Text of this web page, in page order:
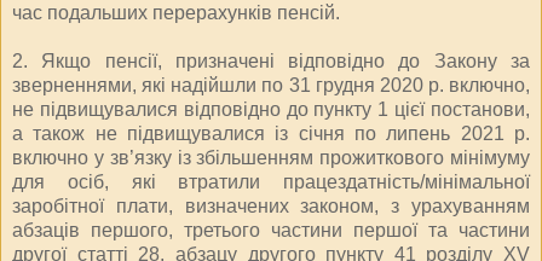
час подальших перерахунків пенсій.
2. Якщо пенсії, призначені відповідно до Закону за
зверненнями, які надійшли по 31 грудня 2020 р. включно,
не підвищувалися відповідно до пункту 1 цієї постанови,
а також не підвищувалися із січня по липень 2021 р.
включно у зв’язку із збільшенням прожиткового мінімуму
для осіб, які втратили працездатність/мінімальної
заробітної плати, визначених законом, з урахуванням
абзаців першого, третього частини першої та частини
другої статті 28, абзацу другого пункту 41 розділу XV